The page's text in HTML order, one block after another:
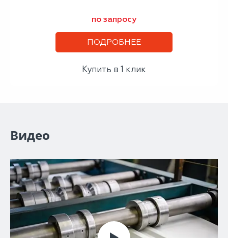
по запросу
ПОДРОБНЕЕ
Купить в 1 клик
Видео